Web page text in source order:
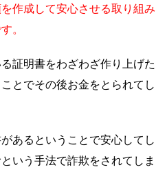
作成して安心させる取り組み
。
証明書をわざわざ作り上げた
とでその後お金をとられてし
あるということで安心してし
いう手法で詐欺をされてしま